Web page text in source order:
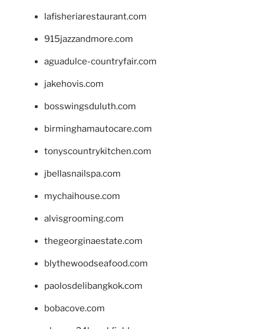
lafisheriarestaurant.com
915jazzandmore.com
aguadulce-countryfair.com
jakehovis.com
bosswingsduluth.com
birminghamautocare.com
tonyscountrykitchen.com
jbellasnailspa.com
mychaihouse.com
alvisgrooming.com
thegeorginaestate.com
blythewoodseafood.com
paolosdelibangkok.com
bobacove.com